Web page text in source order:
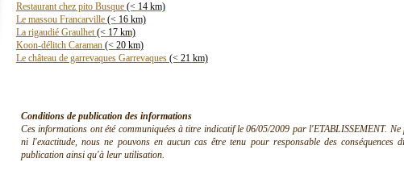
Restaurant chez pito Busque (< 14 km)
Le massou Francarville (< 16 km)
La rigaudié Graulhet(< 17 km)
Koon-délitch Caraman (< 20 km)
Le château de garrevaques Garrevaques (< 21 km)
Conditions de publication des informations
Ces informations ont été communiquées à titre indicatif le 06/05/2009 par l'ETABLISSEMENT.
ni l'exactitude, nous ne pouvons en aucun cas être tenu pour responsable des conséquences
publication ainsi qu'à leur utilisation.